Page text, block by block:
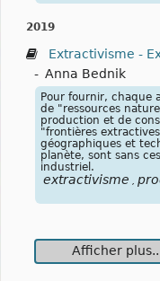
2019
Extractivisme -
- Anna Bednik
Pour fournir, chaque
de "ressources
production et de
"frontières
géographiques et
planète, sont sans
industriel.
extractivisme
Afficher plus..